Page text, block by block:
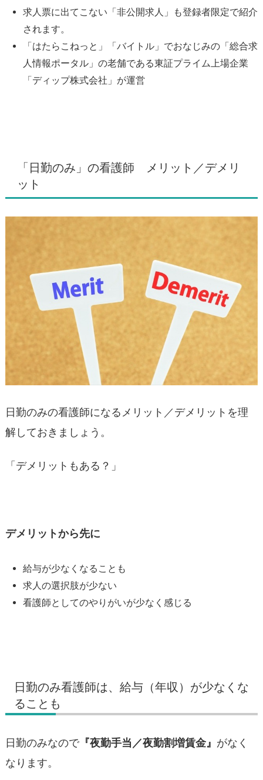
求人票に出てこない「非公開求人」も登録者限定で紹介
されます。
「はたらこねっと」「バイトル」でおなじみの「総合求
人情報ポータル」の老舗である東証プライム上場企業
「ディップ株式会社」が運営
「日勤のみ」の看護師 メリット／デメリ
ット
日勤のみの看護師になるメリット／デメリットを理
解しておきましょう。
「デメリットもある？」
デメリットから先に
給与が少なくなることも
求人の選択肢が少ない
看護師としてのやりがいが少なく感じる
日勤のみ看護師は、給与（年収）が少なくな
ることも
日勤のみなので『夜勤手当／夜勤割増賃金』 がなく
なります。